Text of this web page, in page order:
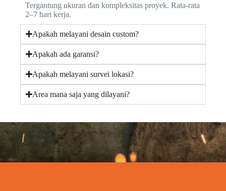
Tergantung ukuran dan kompleksitas proyek. Rata-rata
2–7 hari kerja.
Apakah melayani desain custom?
Apakah ada garansi?
Apakah melayani survei lokasi?
Area mana saja yang dilayani?